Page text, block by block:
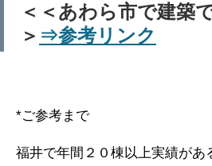
＜＜あわら市で建築
＞ ⇒参考リンク
*ご参考まで
福井で年間２０棟以上実績が